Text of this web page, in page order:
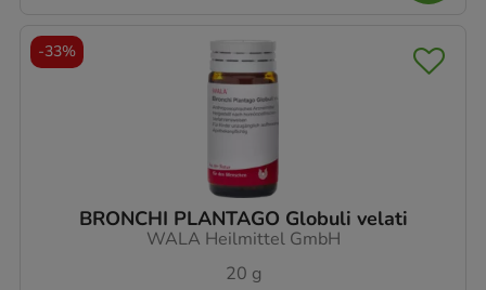
BRONCHI PLANTAGO Globuli velati
WALA Heilmittel GmbH
20 g
-33%